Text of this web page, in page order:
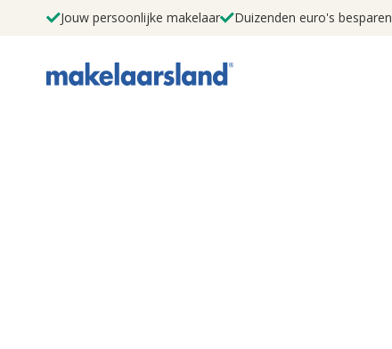
Jouw persoonlijke makelaar Duizenden euro's besparen